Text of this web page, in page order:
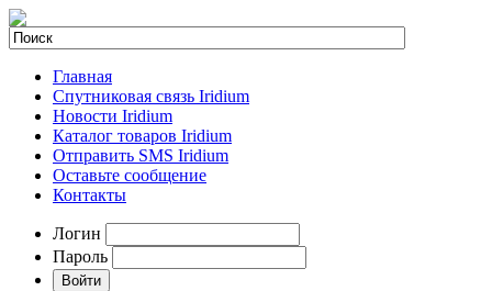
Главная
Спутниковая связь Iridium
Новости Iridium
Каталог товаров Iridium
Отправить SMS Iridium
Оставьте сообщение
Контакты
Логин
Пароль